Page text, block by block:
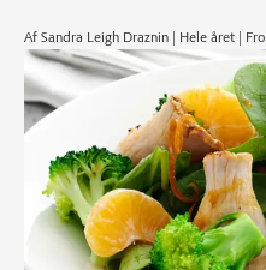
Af Sandra Leigh Draznin | Hele året |